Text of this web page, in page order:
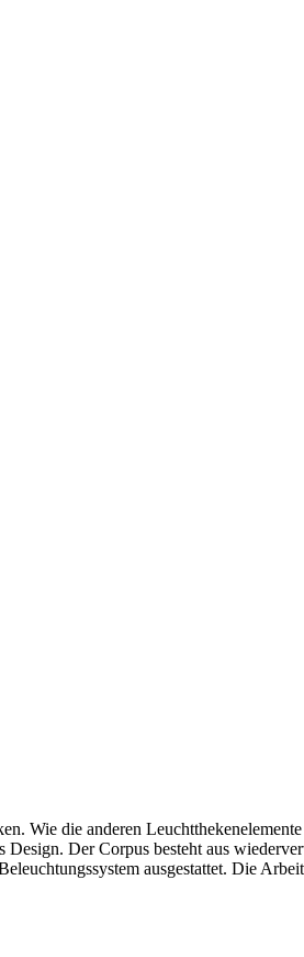
Wie die anderen
Der Corpus besteht aus
ausgestattet. Die